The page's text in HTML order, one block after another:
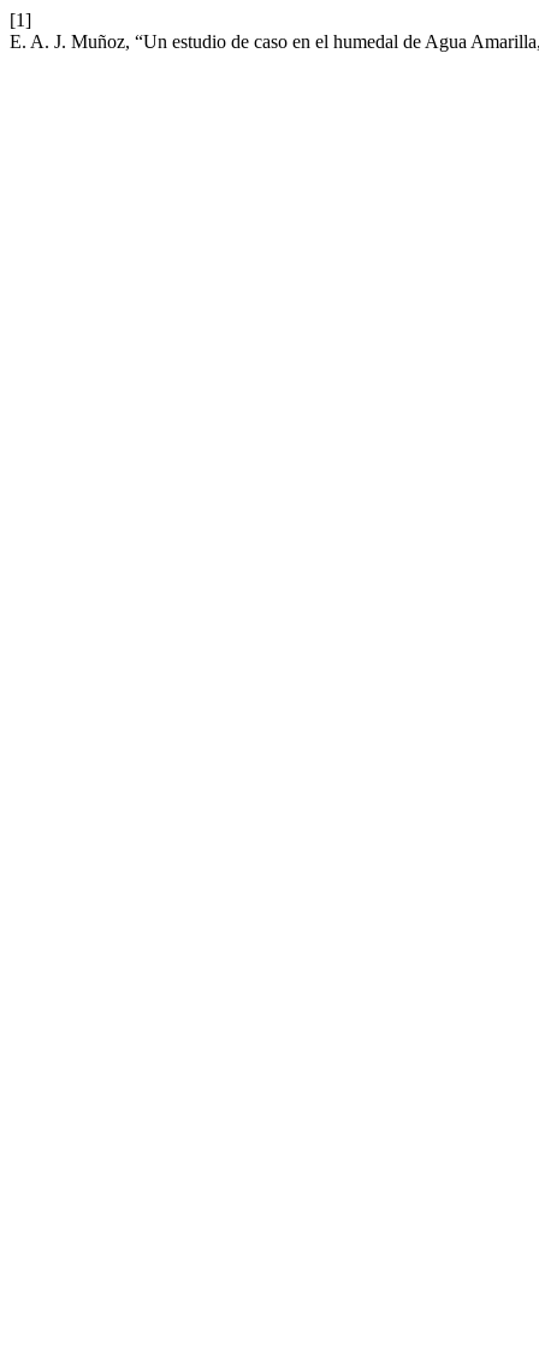
[1]
E. A. J. Muñoz, “Un estudio de caso en el humedal de Agua